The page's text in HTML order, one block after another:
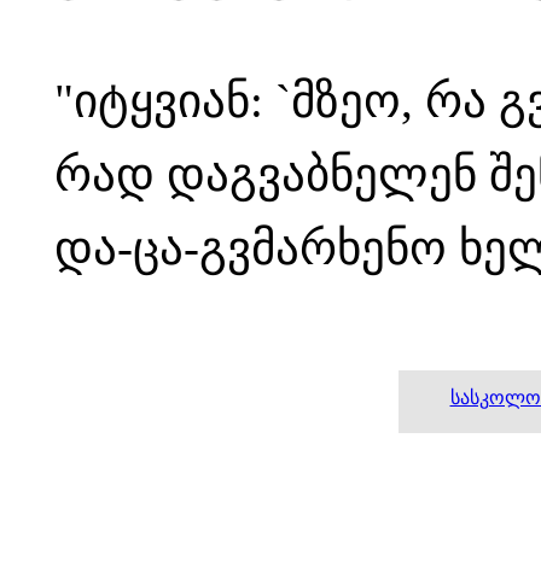
"იტყვიან: `მზეო, რა
რად დაგვაბნელენ
და-ცა-გვმარხენო